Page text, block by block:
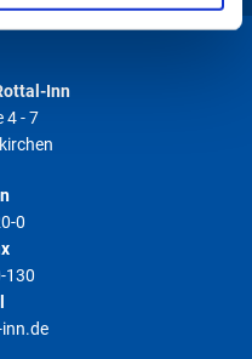
finden Sie in
Inn
4 - 7
0
130